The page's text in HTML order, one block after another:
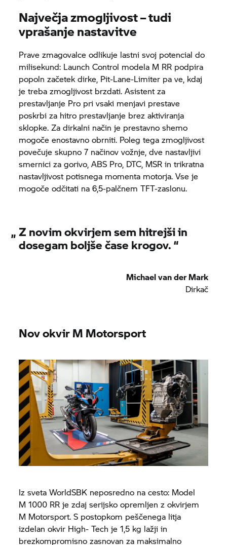
Največja zmogljivost – tudi
vprašanje nastavitve
Prave zmagovalce odlikuje lastni svoj potencial do
milisekund: Launch Control modela M RR podpira
popoln začetek dirke, Pit-Lane-Limiter pa ve, kdaj
je treba zmogljivost brzdati. Asistent za
prestavljanje Pro pri vsaki menjavi prestave
poskrbi za hitro prestavljanje brez aktiviranja
sklopke. Za dirkalni način je prestavno shemo
mogoče enostavno obrniti. Poleg tega zmogljivost
povečuje skupno 7 načinov vožnje, dve nastavljivi
smernici za gorivo, ABS Pro, DTC, MSR in trikratna
nastavljivost potisnega momenta motorja. Vse je
mogoče odčitati na 6,5-palčnem TFT-zaslonu.
„Z novim okvirjem sem hitrejši in
dosegam boljše čase krogov.“
Michael van der Mark
Dirkač
Nov okvir M Motorsport
Iz sveta WorldSBK neposredno na cesto: Model
M 1000 RR je zdaj serijsko opremljen z okvirjem
M Motorsport. S postopkom peščenega litja
izdelan okvir High- Tech je 1,5 kg lažji in
brezkompromisno zasnovan za maksimalno